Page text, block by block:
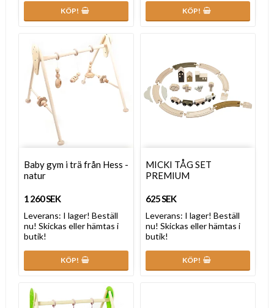
KÖP! KÖP!
Baby gym i trä från Hess -
natur
1 260 SEK
Leverans: I lager! Beställ
nu! Skickas eller hämtas i
butik!
KÖP!
MICKI TÅG SET
PREMIUM
625 SEK
Leverans: I lager! Beställ
nu! Skickas eller hämtas i
butik!
KÖP!